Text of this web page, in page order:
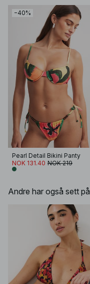
−40%
Pearl Detail Bikini Panty
NOK 131.40 NOK 219
Andre har også sett på